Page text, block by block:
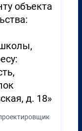
объекта
д. 18»